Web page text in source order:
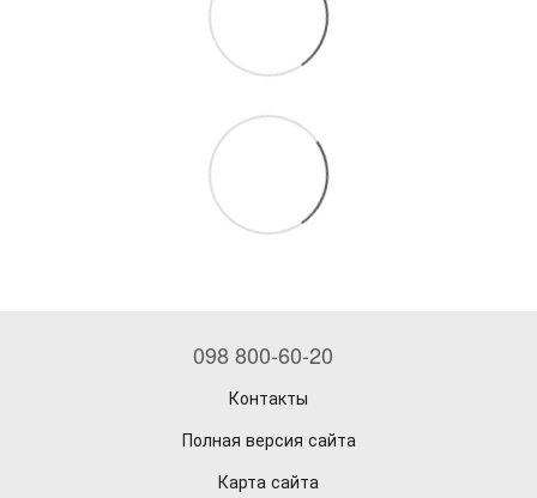
098 800-60-20
Контакты
Полная версия сайта
Карта сайта